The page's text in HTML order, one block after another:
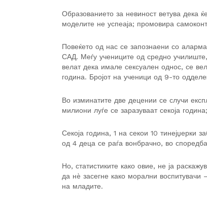
Образованието за невиност ветува дека
моделите не успеаја; промовира
Повеќето од нас се запознаени со
САД. Меѓу учениците од средно
велат дека имале сексуален однос, се
година. Бројот на ученици од 9-то
Во изминатите две децении се случи
милиони луѓе се заразуваат секоја
Секоја година, 1 на секои 10 тинејџерки
од 4 деца се раѓа вонбрачно, во
Но, статистиките како овие, не ја
да нè засегне како морални
на младите.